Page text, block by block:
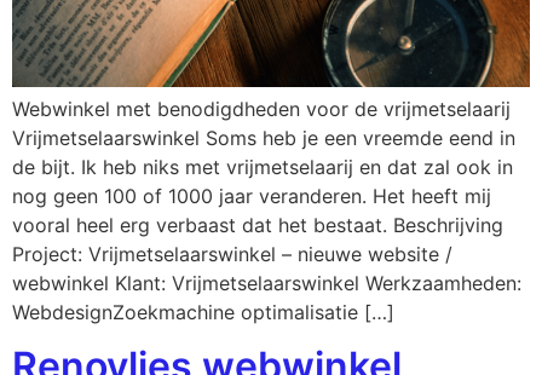
Webwinkel met benodigdheden voor de vrijmetselaarij
Vrijmetselaarswinkel Soms heb je een vreemde eend in
de bijt. Ik heb niks met vrijmetselaarij en dat zal ook in
nog geen 100 of 1000 jaar veranderen. Het heeft mij
vooral heel erg verbaast dat het bestaat. Beschrijving
Project: Vrijmetselaarswinkel – nieuwe website /
webwinkel Klant: Vrijmetselaarswinkel Werkzaamheden:
WebdesignZoekmachine optimalisatie […]